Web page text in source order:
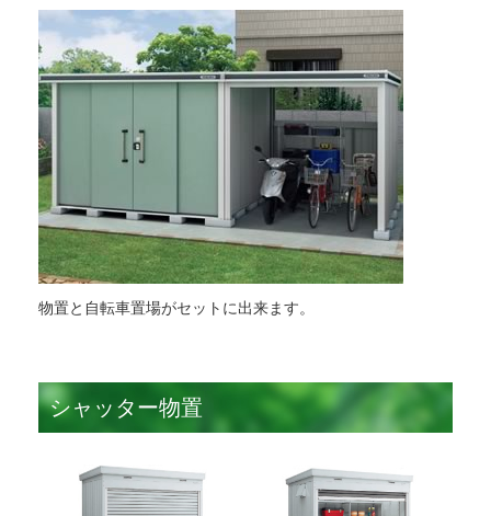
物置と自転車置場がセットに出来ます。
シャッター物置